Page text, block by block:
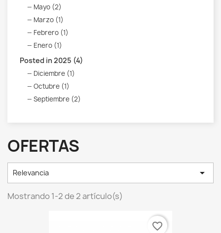
Mayo (2)
Marzo (1)
Febrero (1)
Enero (1)
Posted in 2025 (4)
Diciembre (1)
Octubre (1)
Septiembre (2)
OFERTAS
Relevancia 
Mostrando 1-2 de 2 artículo(s)
favorite_border